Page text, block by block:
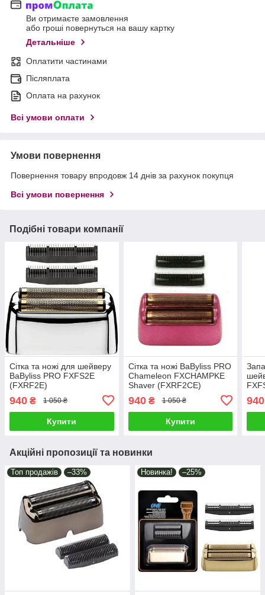
Ви отримаєте замовлення
або гроші повернуться на вашу картку
Детальніше
Оплатити частинами
Післяплата
Оплата на рахунок
Всі умови оплати
Умови повернення
Повернення товару впродовж 14 днів за рахунок покупця
Всі умови повернення
Подібні товари компанії
Сітка та ножі для шейверу
BaByliss PRO FXFS2E
(FXRF2E)
940 ₴ 1 050 ₴
Купити
Сітка та ножі BaByliss PRO
Chameleon FXCHAMPKE
Shaver (FXRF2CE)
940₴ 1 050 ₴
Купити
940
Акційні пропозиції та новинки
Топ продажів –33% Новинка! –25%